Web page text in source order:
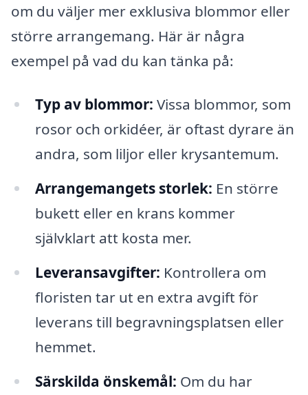
om du väljer mer exklusiva blommor eller
större arrangemang. Här är några
exempel på vad du kan tänka på:
Typ av blommor: Vissa blommor, som
rosor och orkidéer, är oftast dyrare än
andra, som liljor eller krysantemum.
Arrangemangets storlek: En större
bukett eller en krans kommer
självklart att kosta mer.
Leveransavgifter: Kontrollera om
floristen tar ut en extra avgift för
leverans till begravningsplatsen eller
hemmet.
Särskilda önskemål: Om du har